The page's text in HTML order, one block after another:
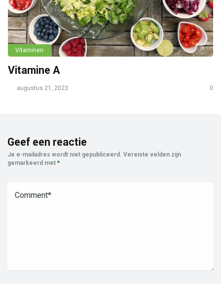
Vitaminen
Vitamine A
augustus 21, 2023 0
Geef een reactie
Je e-mailadres wordt niet gepubliceerd. Vereiste velden zijn
gemarkeerd met *